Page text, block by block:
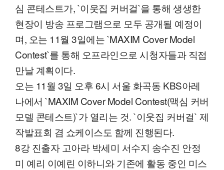
심 콘테스트가, `이웃집 커버걸`을 통해 생생한
현장이 방송 프로그램으로 모두 공개될 예정이
며, 오는 11월 3일에는 `MAXIM Cover Model
Contest`를 통해 오프라인으로 시청자들과 직접
만날 계획이다.
오는 11월 3일 오후 6시 서울 화곡동 KBS아레
나에서 `MAXIM Cover Model Contest(맥심 커버
모델 콘테스트)`가 열리는 것. `이웃집 커버걸` 제
작발표회 겸 쇼케이스도 함께 진행된다.
8강 진출자 고아라 박세미 서수지 송수진 안정
미 예리 이예린 이하니와 기존에 활동 중인 미스